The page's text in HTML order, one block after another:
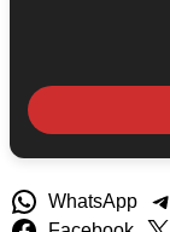
WhatsApp